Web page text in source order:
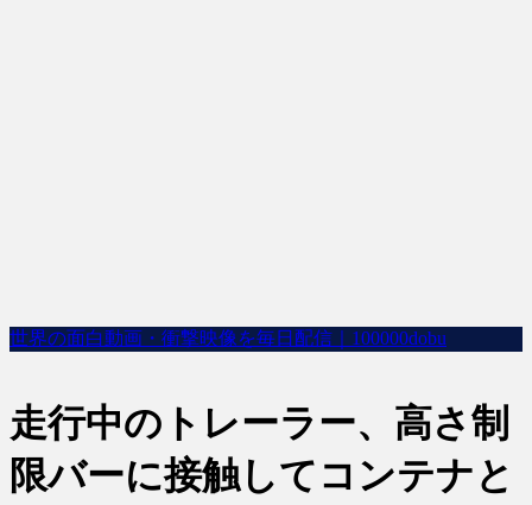
世界の面白動画・衝撃映像を毎日配信｜100000dobu
走行中のトレーラー、高さ制
限バーに接触してコンテナと